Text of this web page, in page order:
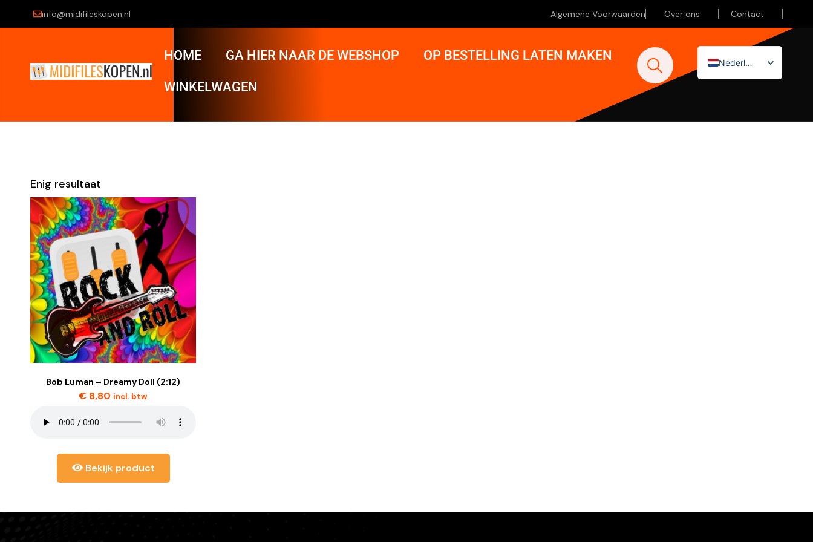
info@midifileskopen.nl Algemene Voorwaarden Over ons Contact
HOME GA HIER NAAR DE WEBSHOP OP BESTELLING LATEN MAKEN
WINKELWAGEN
Nederlands
English (UK)
Enig resultaat
Bob Luman – Dreamy Doll (2:12)
€ 8,80 incl. btw
Bekijk product